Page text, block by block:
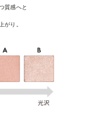
質感へと
がり。